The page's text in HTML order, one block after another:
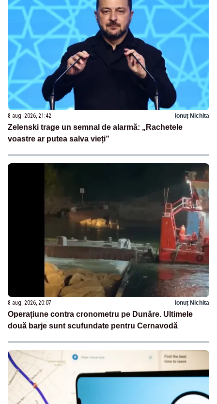
8 aug. 2026, 21:42 Ionuț Nichita
Zelenski trage un semnal de alarmă: „Rachetele
voastre ar putea salva vieți”
8 aug. 2026, 20:07 Ionuț Nichita
Operațiune contra cronometru pe Dunăre. Ultimele
două barje sunt scufundate pentru Cernavodă